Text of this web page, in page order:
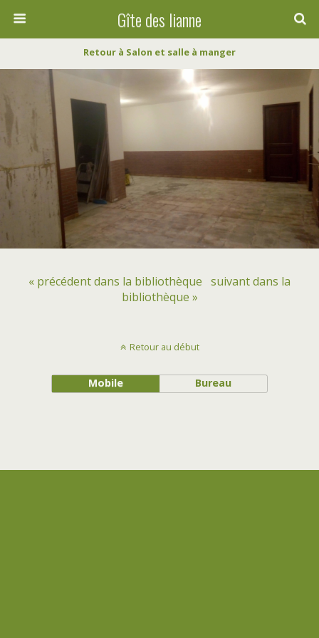
Gîte des lianne
Retour à Salon et salle à manger
« précédent dans la bibliothèque suivant dans la
bibliothèque »
Retour au début
Mobile Bureau